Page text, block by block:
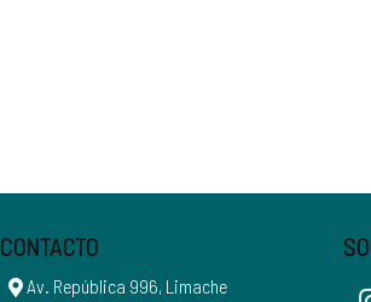
CONTACTO
Av. República 996, Limache